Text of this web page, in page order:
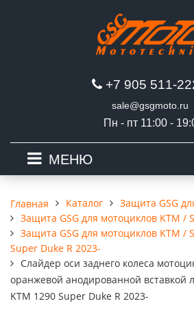
+7 905 511-
sale@gsgmoto.ru
Пн - пт 11:00 -
МЕНЮ
Главная Каталог
Защита GSG
Защита GSG для мотоциклов KTM /
Защита GSG для мотоциклов KTM /
Super Duke R 2023-
Слайдер оси заднего колеса
оранжевой анодированной вставкой
KTM 1290 Super Duke R 2023-